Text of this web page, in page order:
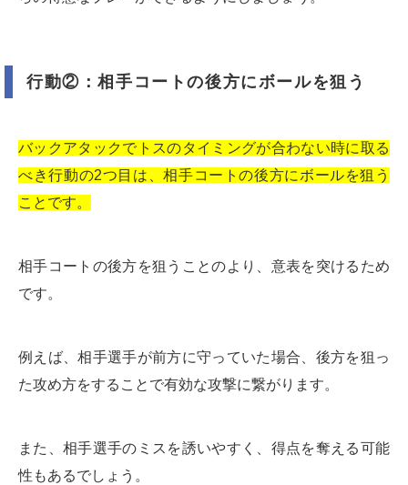
行動②：相手コートの後方にボールを狙う
バックアタックでトスのタイミングが合わない時に取る
べき行動の2つ目は、相手コートの後方にボールを狙う
ことです。
相手コートの後方を狙うことのより、意表を突けるため
です。
例えば、相手選手が前方に守っていた場合、後方を狙っ
た攻め方をすることで有効な攻撃に繋がります。
また、相手選手のミスを誘いやすく、得点を奪える可能
性もあるでしょう。